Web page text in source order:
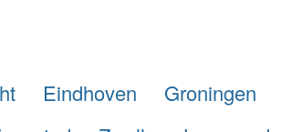
Eindhoven
Groningen